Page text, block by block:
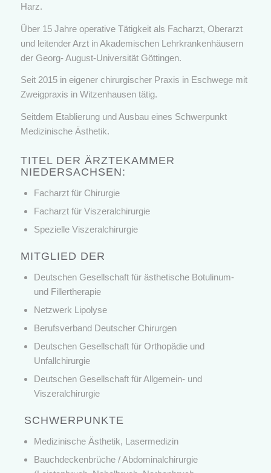
Harz.
Über 15 Jahre operative Tätigkeit als Facharzt, Oberarzt
und leitender Arzt in Akademischen Lehrkrankenhäusern
der Georg- August-Universität Göttingen.
Seit 2015 in eigener chirurgischer Praxis in Eschwege mit
Zweigpraxis in Witzenhausen tätig.
Seitdem Etablierung und Ausbau eines Schwerpunkt
Medizinische Ästhetik.
TITEL DER ÄRZTEKAMMER
NIEDERSACHSEN:
Facharzt für Chirurgie
Facharzt für Viszeralchirurgie
Spezielle Viszeralchirurgie
MITGLIED DER
Deutschen Gesellschaft für ästhetische Botulinum-
und Fillertherapie
Netzwerk Lipolyse
Berufsverband Deutscher Chirurgen
Deutschen Gesellschaft für Orthopädie und
Unfallchirurgie
Deutschen Gesellschaft für Allgemein- und
Viszeralchirurgie
SCHWERPUNKTE
Medizinische Ästhetik, Lasermedizin
Bauchdeckenbrüche / Abdominalchirurgie